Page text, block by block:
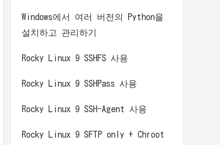
Windows에서 여러 버전의 Python을
설치하고 관리하기
Rocky Linux 9 SSHFS 사용
Rocky Linux 9 SSHPass 사용
Rocky Linux 9 SSH-Agent 사용
Rocky Linux 9 SFTP only + Chroot